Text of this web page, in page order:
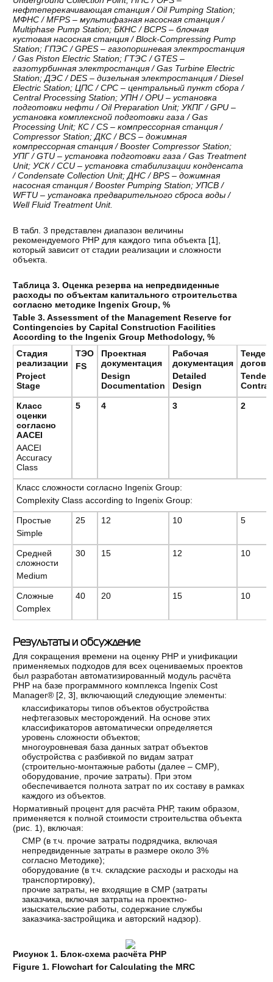
нефтеперекачивающая станция / Oil Pumping Station;
МФНС / MFPS – мультифазная насосная станция /
Multiphase Pump Station; БКНС / BCPS – блочная
кустовая насосная станция / Block-Compressing Pump
Station; ГПЭС / GPES – газопоршневая электростанция
/ Gas Piston Electric Station; ГТЭС / GTES –
газотурбинная электростанция / Gas Turbine Electric
Station; ДЭС / DES – дизельная электростанция / Diesel
Electric Station; ЦПС / CPC – центральный пункт сбора /
Central Processing Station; УПН / OPU – установка
подготовки нефти / Oil Preparation Unit; УКПГ / GPU –
установка комплексной подготовки газа / Gas
Processing Unit; КС / CS – компрессорная станция /
Compressor Station; ДКС / BCS – дожимная
компрессорная станция / Booster Compressor Station;
УПГ / GTU – установка подготовки газа / Gas Treatment
Unit; УСК / CCU – установка стабилизации конденсата
/ Condensate Collection Unit; ДНС / BPS – дожимная
насосная станция / Booster Pumping Station; УПСВ /
WFTU – установка предварительного сброса воды /
Well Fluid Treatment Unit.
В табл. 3 представлен диапазон величины
рекомендуемого РНР для каждого типа объекта [1],
который зависит от стадии реализации и сложности
объекта.
Таблица 3. Оценка резерва на непредвиденные
расходы по объектам капитального строительства
согласно методике Ingenix Group, %
Table 3. Assessment of the Management Reserve for
Contingencies by Capital Construction Facilities
According to the Ingenix Group Methodology, %
Стадия
реализации
Project
Stage
ТЭО
FS
Проектная
документация
Design
Documentation
Рабочая
документация
Detailed
Design
Тендер
Tender
Con
Класс
оценки
согласно
ААСЕI
AACEI
Accuracy
Class
5 4 3 2
Класс сложности согласно Ingenix Group:
Complexity Class according to Ingenix Group:
Простые
Simple
25 12 10 5
Средней
сложности
Medium
30 15 12 10
Сложные
Complex
40 20 15 10
Результаты и обсуждение
Для сокращения времени на оценку РНР и унификации
применяемых подходов для всех оцениваемых проектов
был разработан автоматизированный модуль расчёта
РНР на базе программного комплекса Ingenix Cost
Manager® [2 ,3], включающий следующие элементы:
классификаторы типов объектов обустройства
нефтегазовых месторождений. На основе этих
классификаторов автоматически определяется
уровень сложности объектов;
многоуровневая база данных затрат объектов
обустройства с разбивкой по видам затрат
(строительно-монтажные работы (далее – СМР),
оборудование, прочие затраты). При этом
обеспечивается полнота затрат по их составу в рамках
каждого из объектов.
Нормативный процент для расчёта РНР, таким образом,
применяется к полной стоимости строительства объекта
(рис. 1), включая:
СМР (в т.ч. прочие затраты подрядчика, включая
непредвиденные затраты в размере около 3%
согласно Методике);
оборудование (в т.ч. складские расходы и расходы на
транспортировку),
прочие затраты, не входящие в СМР (затраты
заказчика, включая затраты на проектно-
изыскательские работы, содержание службы
заказчика-застройщика и авторский надзор).
Рисунок 1. Блок-схема расчёта РНР
Figure 1. Flowchart for Calculating the MRC